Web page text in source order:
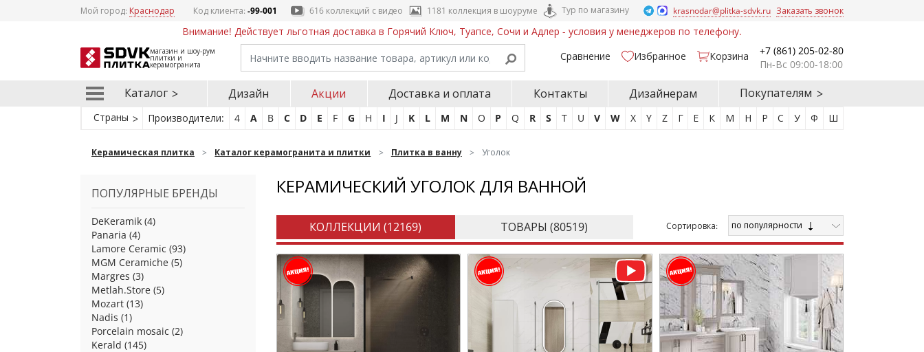
Мой город: Краснодар Код клиента:-99-001 616 коллекций с видео 1181 коллекция в шоуруме Тур по магазину krasnodar@plitka-sdvk.ru Заказать звонок
Внимание! Действует льготная доставка в Горячий Ключ, Туапсе, Сочи и Адлер - условия у менеджеров по телефону.
магазин и шоу-рум
плитки и
керамогранита
Сравнение Избранное Корзина
+7 (861) 205-02-80
Пн-Вс 09:00-18:00
Каталог Дизайн Акции Доставка и оплата Контакты Дизайнерам Покупателям
Страны Производители: 4 A B C D E F G H I J K L M N O P Q R S T U V W X Y Z Г Е К М Н Р С У Ф Ш
Керамическая плитка Каталог керамогранита и плитки Плитка в ванну Уголок
ПОПУЛЯРНЫЕ БРЕНДЫ
DeKeramik (4)
Panaria (4)
Lamore Ceramic (93)
MGM Ceramiche (5)
Margres (3)
Metlah.Store (5)
Mozart (13)
Nadis (1)
Porcelain mosaic (2)
Kerald (145)
КЕРАМИЧЕСКИЙ УГОЛОК ДЛЯ ВАННОЙ
КОЛЛЕКЦИИ (12169) ТОВАРЫ (80519) Cортировка: по популярности